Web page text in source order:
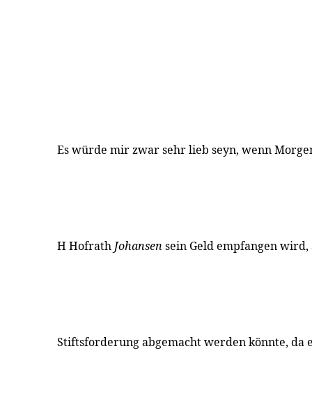
Es würde mir zwar sehr lieb seyn, wenn
H Hofrath Johansen sein Geld empfangen
Stiftsforderung abgemacht werden könnte, da